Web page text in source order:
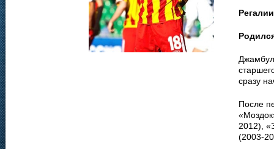
сразу
После
2012),
(2003-